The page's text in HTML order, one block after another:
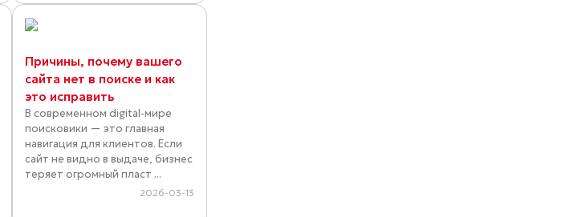
Причины, почему вашего
сайта нет в поиске и как
это исправить
В современном digital-мире
поисковики — это главная
навигация для клиентов. Если
сайт не видно в выдаче, бизнес
теряет огромный пласт ...
2026-03-13